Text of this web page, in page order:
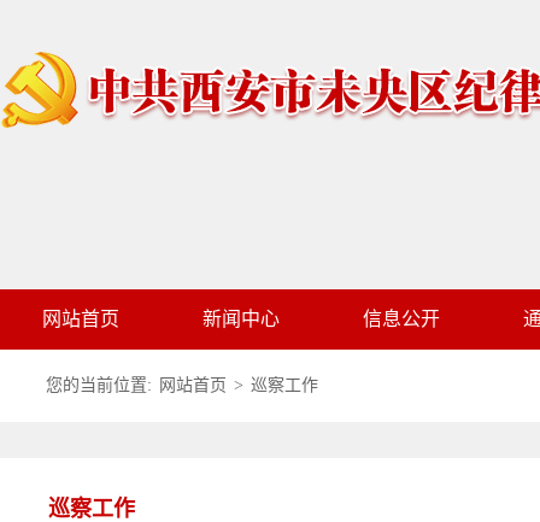
网站首页 新闻中心 信息公开
您的当前位置: 网站首页 > 巡察工作
巡察工作